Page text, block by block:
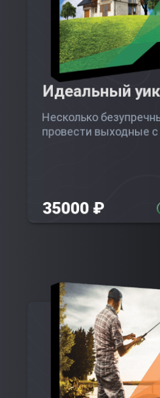
Идеальный
Несколько
провести выходные
35000 ₽